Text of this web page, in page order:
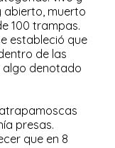
abierto, muerto
100 trampas.
estableció que
de las
denotado
presas.
que en 8